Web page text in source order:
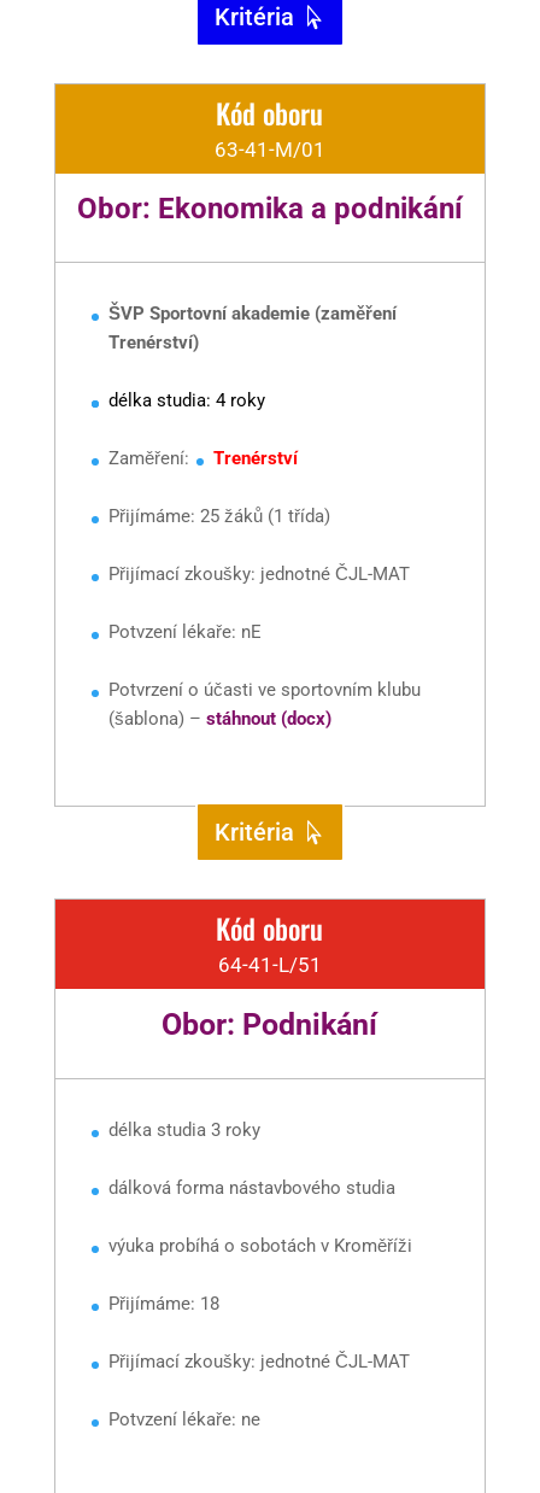
Kritéria
Kód oboru
63-41-M/01
Obor: Ekonomika a podnikání
ŠVP Sportovní akademie (zaměření
Trenérství)
délka studia: 4 roky
Zaměření: Trenérství
Přijímáme: 25 žáků (1 třída)
Přijímací zkoušky: jednotné ČJL-MAT
Potvzení lékaře: nE
Potvrzení o účasti ve sportovním klubu
(šablona) – stáhnout (docx)
Kritéria
Kód oboru
64-41-L/51
Obor: Podnikání
délka studia 3 roky
dálková forma nástavbového studia
výuka probíhá o sobotách v Kroměříži
Přijímáme: 18
Přijímací zkoušky: jednotné ČJL-MAT
Potvzení lékaře: ne